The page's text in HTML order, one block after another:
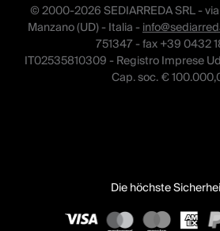
© 2000-2026 SEDIARREDA SRL -
Manzano (UD) - Italia -
751347 - fax +39 0432
IT02535810309 - Registro Imprese
Cap. soc. €
Die höchste